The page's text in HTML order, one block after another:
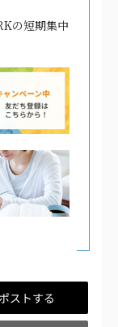
の短期集中